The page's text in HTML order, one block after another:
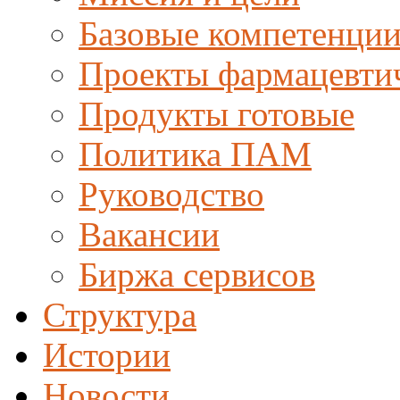
Базовые
Проекты
Продукты готовые
Политика ПАМ
Руководство
Вакансии
Биржа сервисов
Структура
Истории